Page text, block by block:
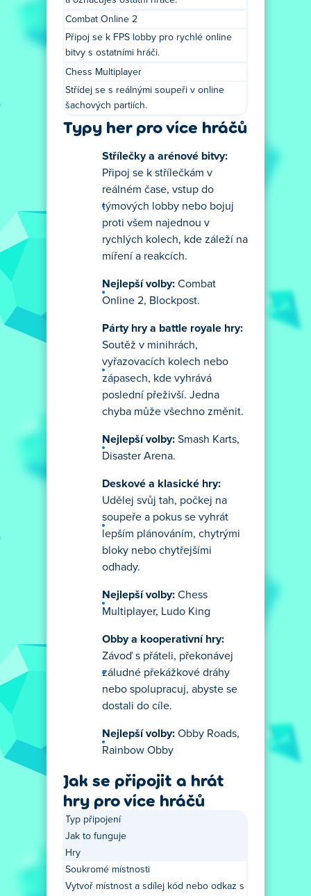
Combat Online 2
Připoj se k FPS lobby pro rychlé online
bitvy s ostatními hráči.
Chess Multiplayer
Střídej se s reálnými soupeři v online
šachových partiích.
Typy her pro více hráčů
Střílečky a arénové bitvy:
Připoj se k střílečkám v
reálném čase, vstup do
týmových lobby nebo bojuj
proti všem najednou v
rychlých kolech, kde záleží na
míření a reakcích.
Nejlepší volby: Combat
Online 2, Blockpost.
Párty hry a battle royale hry:
Soutěž v minihrách,
vyřazovacích kolech nebo
zápasech, kde vyhrává
poslední přeživší. Jedna
chyba může všechno změnit.
Nejlepší volby: Smash Karts,
Disaster Arena.
Deskové a klasické hry:
Udělej svůj tah, počkej na
soupeře a pokus se vyhrát
lepším plánováním, chytrými
bloky nebo chytřejšími
odhady.
Nejlepší volby: Chess
Multiplayer, Ludo King
Obby a kooperativní hry:
Závoď s přáteli, překonávej
záludné překážkové dráhy
nebo spolupracuj, abyste se
dostali do cíle.
Nejlepší volby: Obby Roads,
Rainbow Obby
Jak se připojit a hrát
hry pro více hráčů
Typ připojení
Jak to funguje
Hry
Soukromé místnosti
Vytvoř místnost a sdílej kód nebo odkaz s